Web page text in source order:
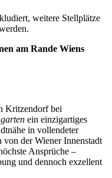
weitere Stellplätze
am Rande Wiens
Kritzendorf bei
ein einzigartiges
in vollendeter
der Wiener Innenstadt
Ansprüche –
und dennoch exzellent